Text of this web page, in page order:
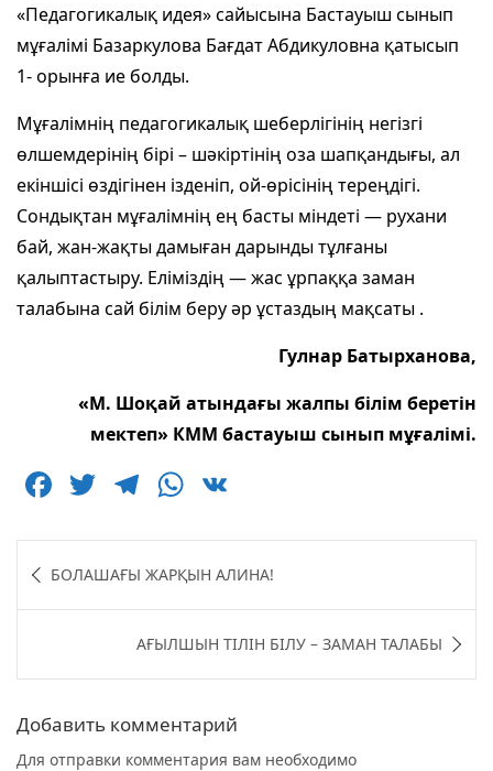
«Педагогикалық идея» сайысына Бастауыш сынып
мұғалімі Базаркулова Бағдат Абдикуловна қатысып
1- орынға ие болды.
Мұғалімнің педагогикалық шеберлігінің негізгі
өлшемдерінің бірі – шәкіртінің оза шапқандығы, ал
екіншісі өздігінен ізденіп, ой-өрісінің тереңдігі.
Сондықтан мұғалімнің ең басты міндеті — рухани
бай, жан-жақты дамыған дарынды тұлғаны
қалыптастыру. Еліміздің — жас ұрпаққа заман
талабына сай білім беру әр ұстаздың мақсаты .
Гулнар Батырханова,
«М. Шоқай атындағы жалпы білім беретін
мектеп» КММ бастауыш сынып мұғалімі.
F
c
e
b
o
k
T
itt
er
T
e
g
ra
m
W
at
s
A
p
p
по БОЛАШАҒЫ ЖАРҚЫН АЛИНА!
АҒЫЛШЫН ТІЛІН БІЛУ – ЗАМАН ТАЛАБЫ
Добавить комментарий
Для отправки комментария вам необходимо